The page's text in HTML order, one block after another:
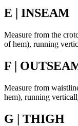
E | INSEAM
Measure from the
of hem), running
F |
Measure from
hem), running
G | THIGH